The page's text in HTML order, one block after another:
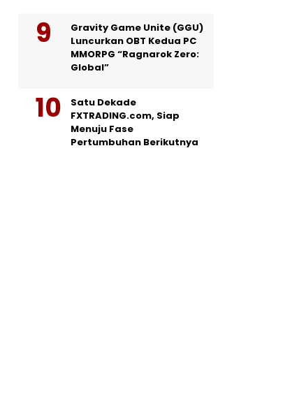
Gravity Game Unite (GGU)
Luncurkan OBT Kedua PC
MMORPG “Ragnarok Zero:
Global”
Satu Dekade
FXTRADING.com, Siap
Menuju Fase
Pertumbuhan Berikutnya